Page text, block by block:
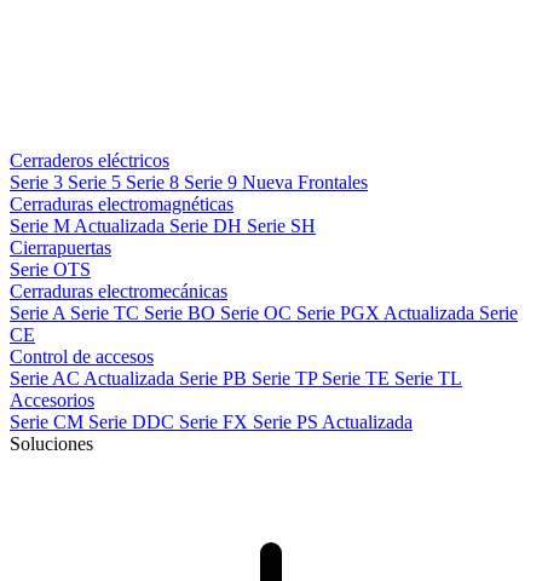
Cerraderos eléctricos
Serie 3 Serie 5 Serie 8 Serie 9 Nueva Frontales
Cerraduras electromagnéticas
Serie M Actualizada Serie DH Serie SH
Cierrapuertas
Serie OTS
Cerraduras electromecánicas
Serie A Serie TC Serie BO Serie OC Serie PGX Actualizada Serie
CE
Control de accesos
Serie AC Actualizada Serie PB Serie TP Serie TE Serie TL
Accesorios
Serie CM Serie DDC Serie FX Serie PS Actualizada
Soluciones